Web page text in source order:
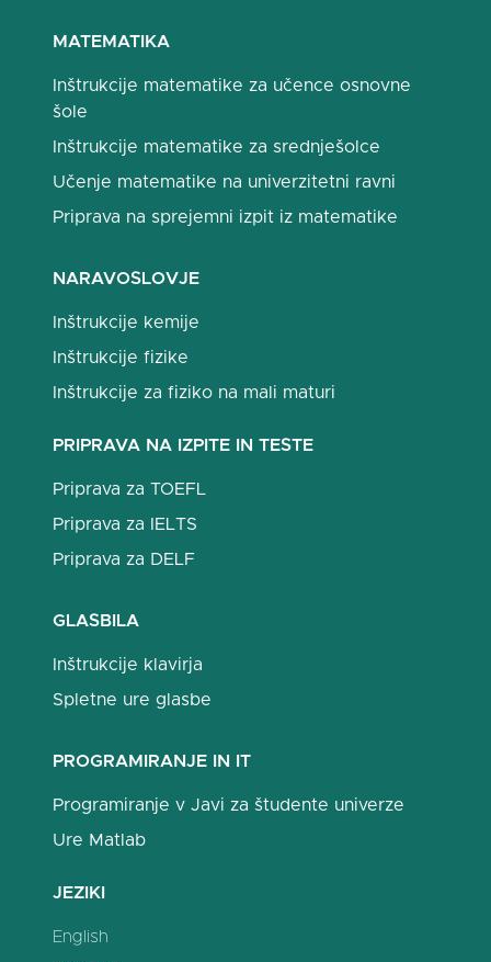
MATEMATIKA
Inštrukcije matematike za učence osnovne
šole
Inštrukcije matematike za srednješolce
Učenje matematike na univerzitetni ravni
Priprava na sprejemni izpit iz matematike
NARAVOSLOVJE
Inštrukcije kemije
Inštrukcije fizike
Inštrukcije za fiziko na mali maturi
PRIPRAVA NA IZPITE IN TESTE
Priprava za TOEFL
Priprava za IELTS
Priprava za DELF
GLASBILA
Inštrukcije klavirja
Spletne ure glasbe
PROGRAMIRANJE IN IT
Programiranje v Javi za študente univerze
Ure Matlab
JEZIKI
English